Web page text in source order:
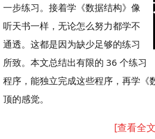
一步练习。接着学《数据结构》像
听天书一样，无论怎么努力都学不
通透。这都是因为缺少足够的练习
所致。本文总结出有限的 36 个练习
程序，能独立完成这些程序，再学《
顶的感觉。
[查看全